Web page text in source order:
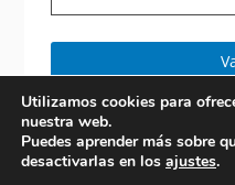
Utilizamos cookies para
nuestra web.
Puedes aprender más sobre
desactivarlas en los ajustes.